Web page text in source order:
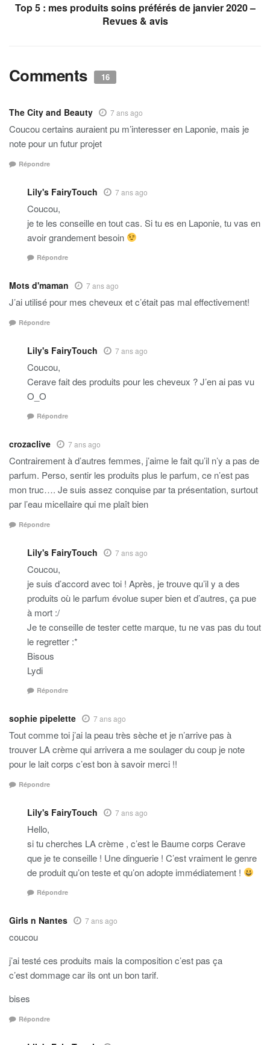
Top 5 : mes produits soins préférés de janvier 2020 –
Revues & avis
Comments 16
The City and Beauty 7 ans ago
Coucou certains auraient pu m’interesser en Laponie, mais je
note pour un futur projet
Répondre
Lily's FairyTouch 7 ans ago
Coucou,
je te les conseille en tout cas. Si tu es en Laponie, tu vas en
avoir grandement besoin
Répondre
Mots d'maman 7 ans ago
J’ai utilisé pour mes cheveux et c’était pas mal effectivement!
Répondre
Lily's FairyTouch 7 ans ago
Coucou,
Cerave fait des produits pour les cheveux ? J’en ai pas vu
O_O
Répondre
crozaclive 7 ans ago
Contrairement à d’autres femmes, j’aime le fait qu’il n’y a pas de
parfum. Perso, sentir les produits plus le parfum, ce n’est pas
mon truc…. Je suis assez conquise par ta présentation, surtout
par l’eau micellaire qui me plaît bien
Répondre
Lily's FairyTouch 7 ans ago
Coucou,
je suis d’accord avec toi ! Après, je trouve qu’il y a des
produits où le parfum évolue super bien et d’autres, ça pue
à mort :/
Je te conseille de tester cette marque, tu ne vas pas du tout
le regretter :*
Bisous
Lydi
Répondre
sophie pipelette 7 ans ago
Tout comme toi j’ai la peau très sèche et je n’arrive pas à
trouver LA crème qui arrivera a me soulager du coup je note
pour le lait corps c’est bon à savoir merci !!
Répondre
Lily's FairyTouch 7 ans ago
Hello,
si tu cherches LA crème , c’est le Baume corps Cerave
que je te conseille ! Une dinguerie ! C’est vraiment le genre
de produit qu’on teste et qu’on adopte immédiatement !
Répondre
Girls n Nantes 7 ans ago
coucou
j’ai testé ces produits mais la composition c’est pas ça
c’est dommage car ils ont un bon tarif.
bises
Répondre